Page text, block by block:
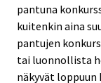
pantuna
kuitenkin aina
pantujen
tai luonnollista
näkyvät